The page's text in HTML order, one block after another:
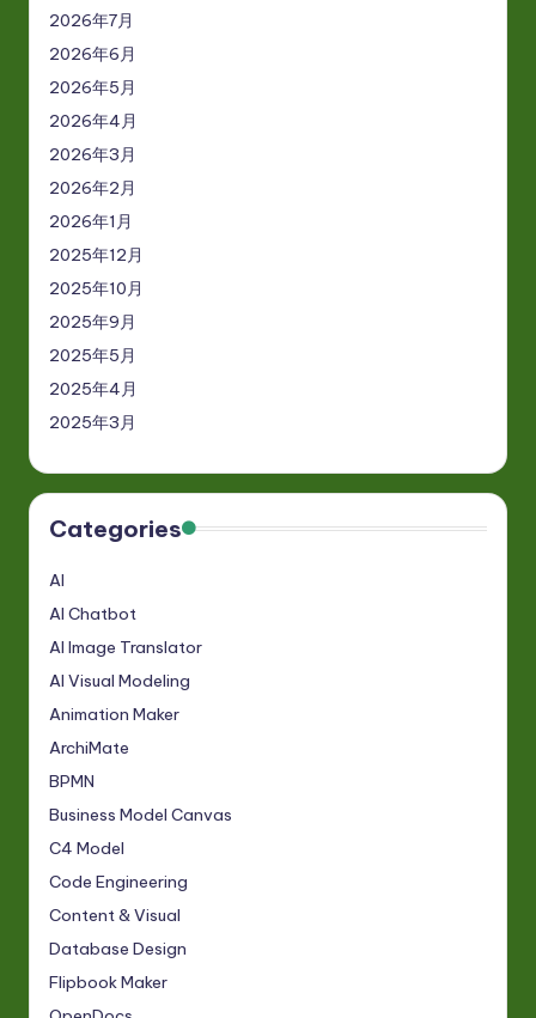
2026年7月
2026年6月
2026年5月
2026年4月
2026年3月
2026年2月
2026年1月
2025年12月
2025年10月
2025年9月
2025年5月
2025年4月
2025年3月
Categories
AI
AI Chatbot
AI Image Translator
AI Visual Modeling
Animation Maker
ArchiMate
BPMN
Business Model Canvas
C4 Model
Code Engineering
Content & Visual
Database Design
Flipbook Maker